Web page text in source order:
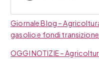
Giornale Blog –
gasolio e fondi
OGGI NOTIZIE –